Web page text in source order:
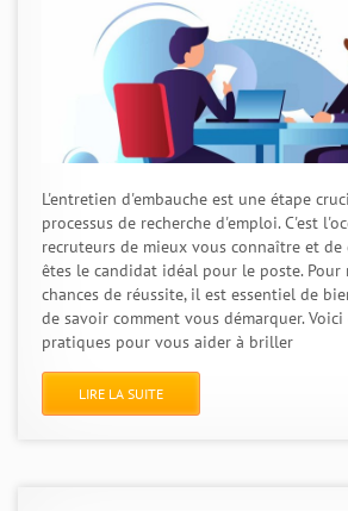
L'entretien d'embauche est une étape
processus de recherche d'emploi. C'est
recruteurs de mieux vous connaître et
êtes le candidat idéal pour le poste. Pour
chances de réussite, il est essentiel de
de savoir comment vous démarquer.
pratiques pour vous aider à briller
LIRE LA SUITE